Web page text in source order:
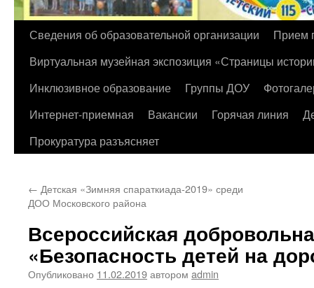
Перейти
содержимому
Сведения об образовательной организации
Прием
Виртуальная музейная экспозиция «Страницы
Инклюзивное образование
Группы ДОУ
Интернет-приемная
Вакансии Горячая линия
Прокуратура разъясняет
← Детская «Зимняя спараткиада-2019» среди
ДОО Московского района
Всероссийская
«Безопасность детей на
Опубликовано 11.02.2019автором admin